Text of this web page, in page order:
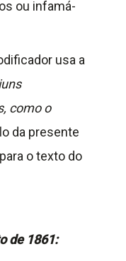
ou infamá-
usa a
como o
da presente
o texto do
de 1861: